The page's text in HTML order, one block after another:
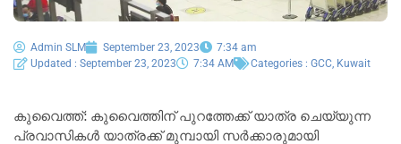
Admin SLM September 23, 2023
7:34 am
Updated : September 23, 2023
7:34 AM Categories : GCC Kuwait
കുവൈത്ത്: കുവൈത്തിന് പുറത്തേക്ക് യാത്ര ചെയ്യുന്ന
പ്രവാസികൾ യാത്രക്ക് മുമ്പായി സർക്കാരുമായി